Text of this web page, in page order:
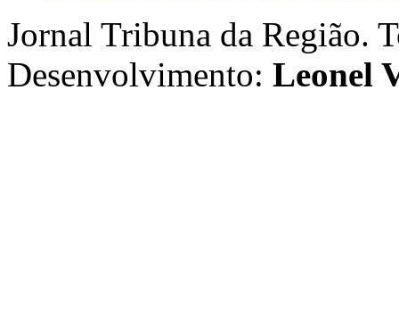
Jornal Tribuna da Região.
Desenvolvimento: Leonel